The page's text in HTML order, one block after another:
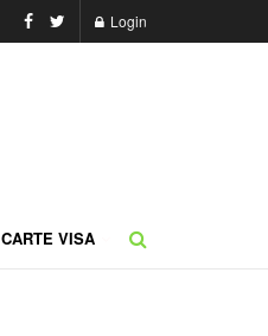
Login
CARTE VISA